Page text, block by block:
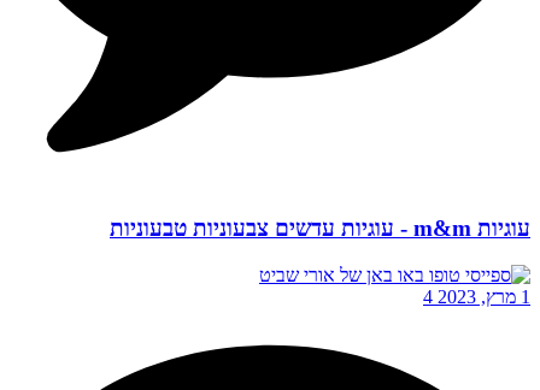
עוגיות m&m - עוגיות עדשים צבעוניות טבעוניות
1 מרץ, 2023 4